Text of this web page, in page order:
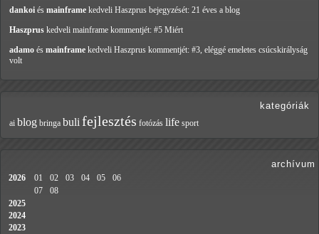
dankoi és mainframe kedveli Haszprus bejegyzését: 21 éves a blog
Haszprus kedveli mainframe kommentjét: #5 Miért
adamo és mainframe kedveli Haszprus kommentjét: #3, eléggé emeletes csúcskirályság
volt
kategóriák
ai blog bringa buli fejlesztés fotózás life sport
archívum
2026 01 02 03 04 05
06
07
08
2025
2024
2023